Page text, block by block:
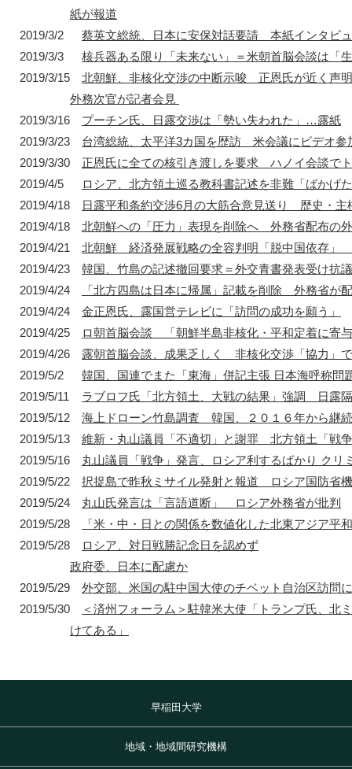
東京 日本橋 北京 前門 台北 衡陽路 ソウル 南大門
紙が報道
2019/3/2
蔡英文総統、日本に安保対話要請 本紙インタビ
2019/3/3
核兵器ある限り「未来ない」＝米朝首脳会談は「
2019/3/15
北朝鮮、非核化交渉の中断示唆 正恩氏が近く声明
外務次官が記者会見
2019/3/16
プーチン氏、日露交渉は「勢い失われた」…露紙
2019/3/23
台湾総統、太平洋3カ国を歴訪 米会議にビデオ参
2019/3/30
正恩氏に全ての核引き渡しを要求 ハノイ会談で
2019/4/5
ロシア、北方領土巡る教科書記述を非難「ばかげ
2019/4/18
日露平和条約交渉6月の大筋合意見送り 歴史・主
2019/4/18
北朝鮮への「圧力」表現を削除へ 外務省配布の
2019/4/21
北朝鮮 経済発展戦略の全容判明「脱中国依存」
2019/4/23
韓国、竹島の記述撤回要求＝外交青書発表受け抗議
2019/4/24
「北方四島は日本に帰属」記載を削除 外務省が
2019/4/24
金正恩氏、露国営テレビに「訪問の成功を願う」
2019/4/25
ロ朝首脳会談 「朝鮮半島非核化・平和定着に寄
2019/4/26
露朝首脳会談、成果乏しく 非核化交渉「協力」
2019/5/2
韓国、国連でまた「東海」併記主張 日本海呼称問
2019/5/11
ラブロフ氏「北方領土、大戦の結果」強調 日露
2019/5/12
海上ドローン竹島調査 韓国、２０１６年から継
2019/5/13
維新・丸山議員「不適切」と謝罪 北方領土「戦
2019/5/16
丸山議員「戦争」発言、ロシア利するばかり クリ
2019/5/22
択捉島で昨秋ミサイル発射と報道 ロシア国防省
2019/5/24
丸山氏発言は「言語道断」 ロシア外務省が批判
2019/5/28
「米・中・日との関係を数値化した北東アジア平
2019/5/28
ロシア、対日戦勝記念日を認めず
政府委、日本に配慮か
2019/5/29
外交部、米国の駐中国大使のチベット自治区訪問
2019/5/30
＜済州フォーラム＞駐韓米大使「トランプ氏、北
けてある」
早稲田大学
地域・地域間研究機構